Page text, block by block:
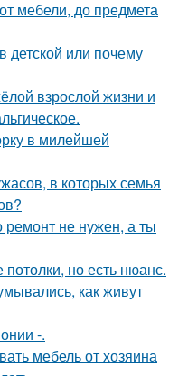
мебели, до предмета
детской или почему
взрослой жизни и
в милейшей
в которых семья
ремонт не нужен, а ты
но есть нюанс.
как живут
-.
мебель от хозяина